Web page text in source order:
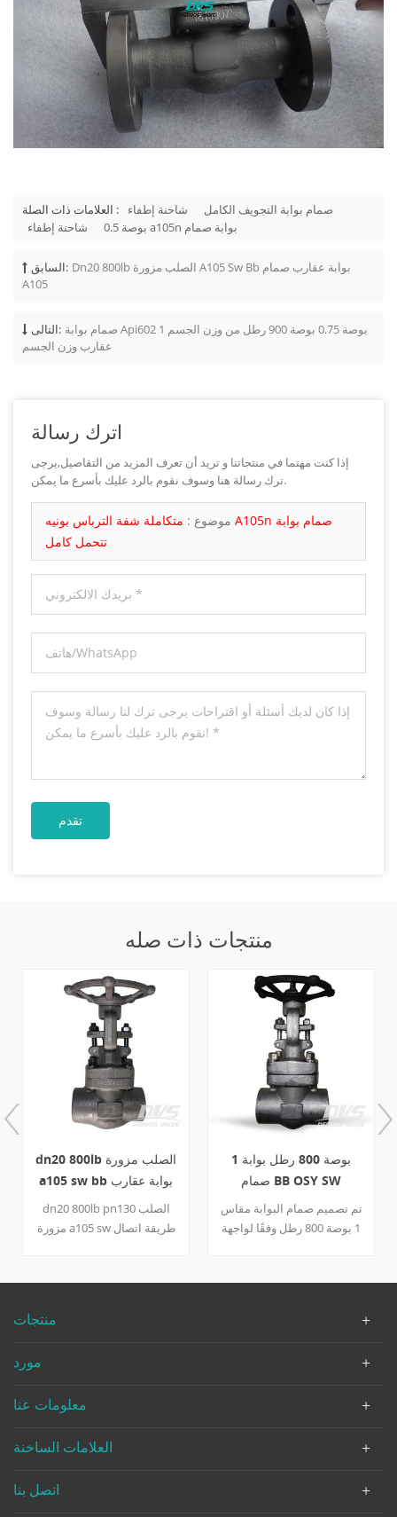
العلامات ذات الصلة : شاحنة إطفاء
صمام بوابة التجويف الكامل
شاحنة إطفاء
0.5 بوصة a105n بوابة صمام
السابق: Dn20 800lb الصلب مزورة A105 Sw Bb بوابة عقارب صمام
A105
التالى: صمام بوابة Api602 1 بوصة 0.75 بوصة 900 رطل من وزن الجسم
عقارب وزن الجسم
اترك رسالة
إذا كنت مهتما في منتجاتنا و تريد أن تعرف المزيد من التفاصيل,يرجى
ترك رسالة هنا وسوف نقوم بالرد عليك بأسرع ما يمكن.
موضوع : متكاملة شفة الترباس بونيه A105n صمام بوابة
تتحمل كامل
منتجات ذات صله
1 بوصة 800 رطل بوابة
صمام BB OSY SW
تم تصميم صمام البوابة مقاس
1 بوصة 800 رطل وفقًا لواجهة
يحتوي صمام البوابة f316 من
غطاء محرك مثبت بمسامير
انخفاض صمام بوابة مخفضة،
بونيه ملحومة، وتركيب
الصين الملحومة بوابة بوابة
بوابة منتج مصنوع من نسيج
1500 LB، بونيه الملحومة، لا
منتجات
مورد
معلومات عنا
العلامات الساخنة
اتصل بنا